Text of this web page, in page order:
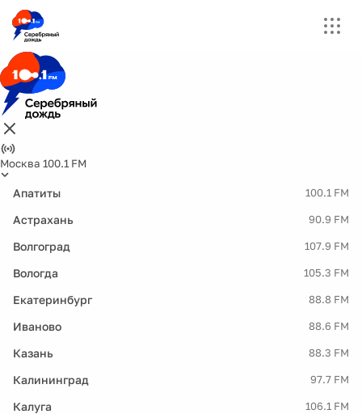
Москва 100.1 FM
Апатиты 100.1 FM
Астрахань 90.9 FM
Волгоград 107.9 FM
Вологда 105.3 FM
Екатеринбург 88.8 FM
Иваново 88.6 FM
Казань 88.3 FM
Калининград 97.7 FM
Калуга 106.1 FM